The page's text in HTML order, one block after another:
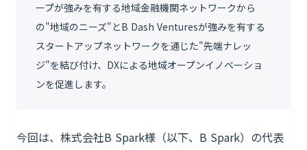
ープが強みを有する地域金融機関ネットワークから
の"地域のニーズ"とB Dash Venturesが強みを有する
スタートアップネットワークを通じた"先端ナレッ
ジ"を結び付け、DXによる地域オープンイノベーショ
ンを促進します。
今回は、株式会社B Spark様（以下、B Spark）の代表